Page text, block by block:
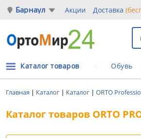
Барнаул Акции Доставка
Обувь
Каталог товаров
Главная | Каталог | Каталог | ORTO
Каталог товаров ORTO